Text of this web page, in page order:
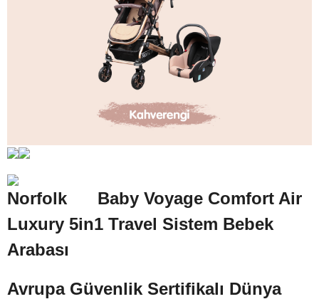
Norfolk
Baby Voyage Comfort Air
Luxury 5in1 Travel Sistem Bebek
Arabası
Avrupa Güvenlik Sertifikalı Dünya